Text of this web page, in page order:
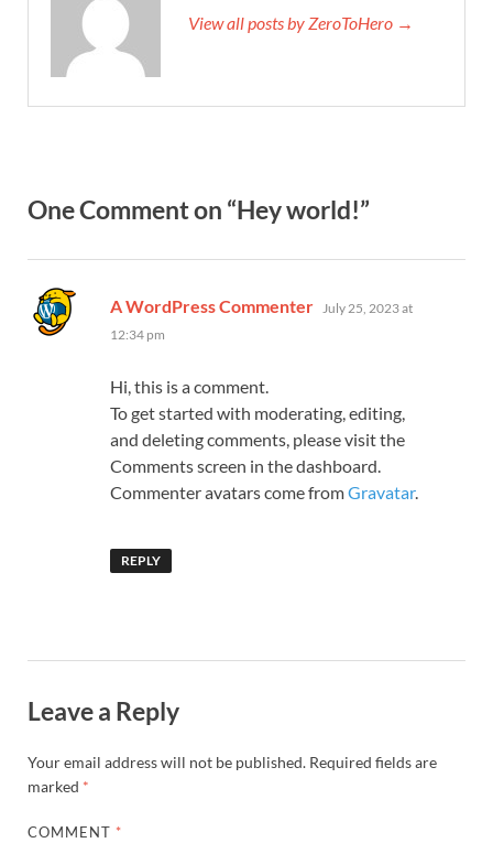
View all posts by ZeroToHero →
One Comment on “Hey world!”
A WordPress Commenter says:
July 25, 2023 at
12:34 pm
Hi, this is a comment.
To get started with moderating, editing,
and deleting comments, please visit the
Comments screen in the dashboard.
Commenter avatars come fromGravatar.
REPLY
Leave a Reply
Your email address will not be published. Required fields are
marked *
COMMENT *